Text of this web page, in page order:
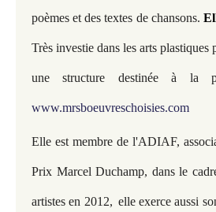
poèmes et des textes de chansons.
Très investie dans les arts plastiques
une structure destinée à la
www.mrsboeuvreschoisies.com
Elle est membre de l'ADIAF,
Prix Marcel Duchamp, dans le
artistes en 2012, elle exerce aussi